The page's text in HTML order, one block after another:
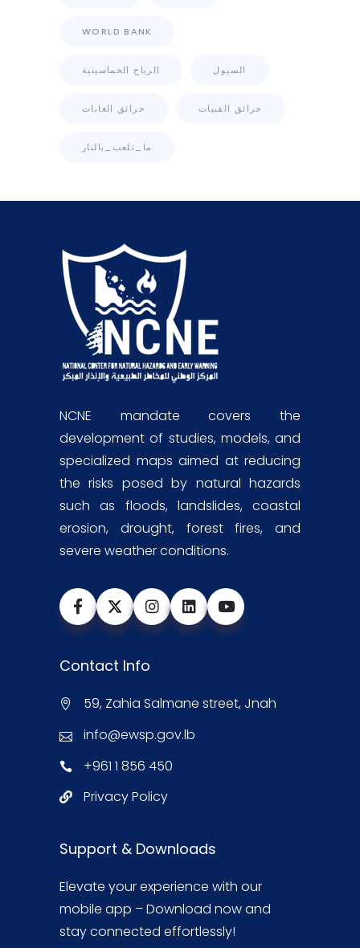
WORLD BANK
الرياح الخماسينية السيول
حرائق الغابات حرائق القبيات
ما_تلعب_بالنار
NCNE mandate covers the
development of studies, models, and
specialized maps aimed at reducing
the risks posed by natural hazards
such as floods, landslides, coastal
erosion, drought, forest fires, and
severe weather conditions.
Contact Info
59, Zahia Salmane street, Jnah
info@ewsp.gov.lb
+961 1 856 450
Privacy Policy
Support & Downloads
Elevate your experience with our
mobile app – Download now and
stay connected effortlessly!